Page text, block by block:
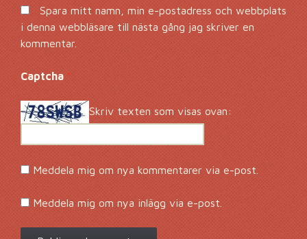
Spara mitt namn, min e-postadress och webbplats
i denna webbläsare till nästa gång jag skriver en
kommentar.
Captcha *
Skriv texten som visas ovan:
Meddela mig om nya kommentarer via e-post.
Meddela mig om nya inlägg via e-post.